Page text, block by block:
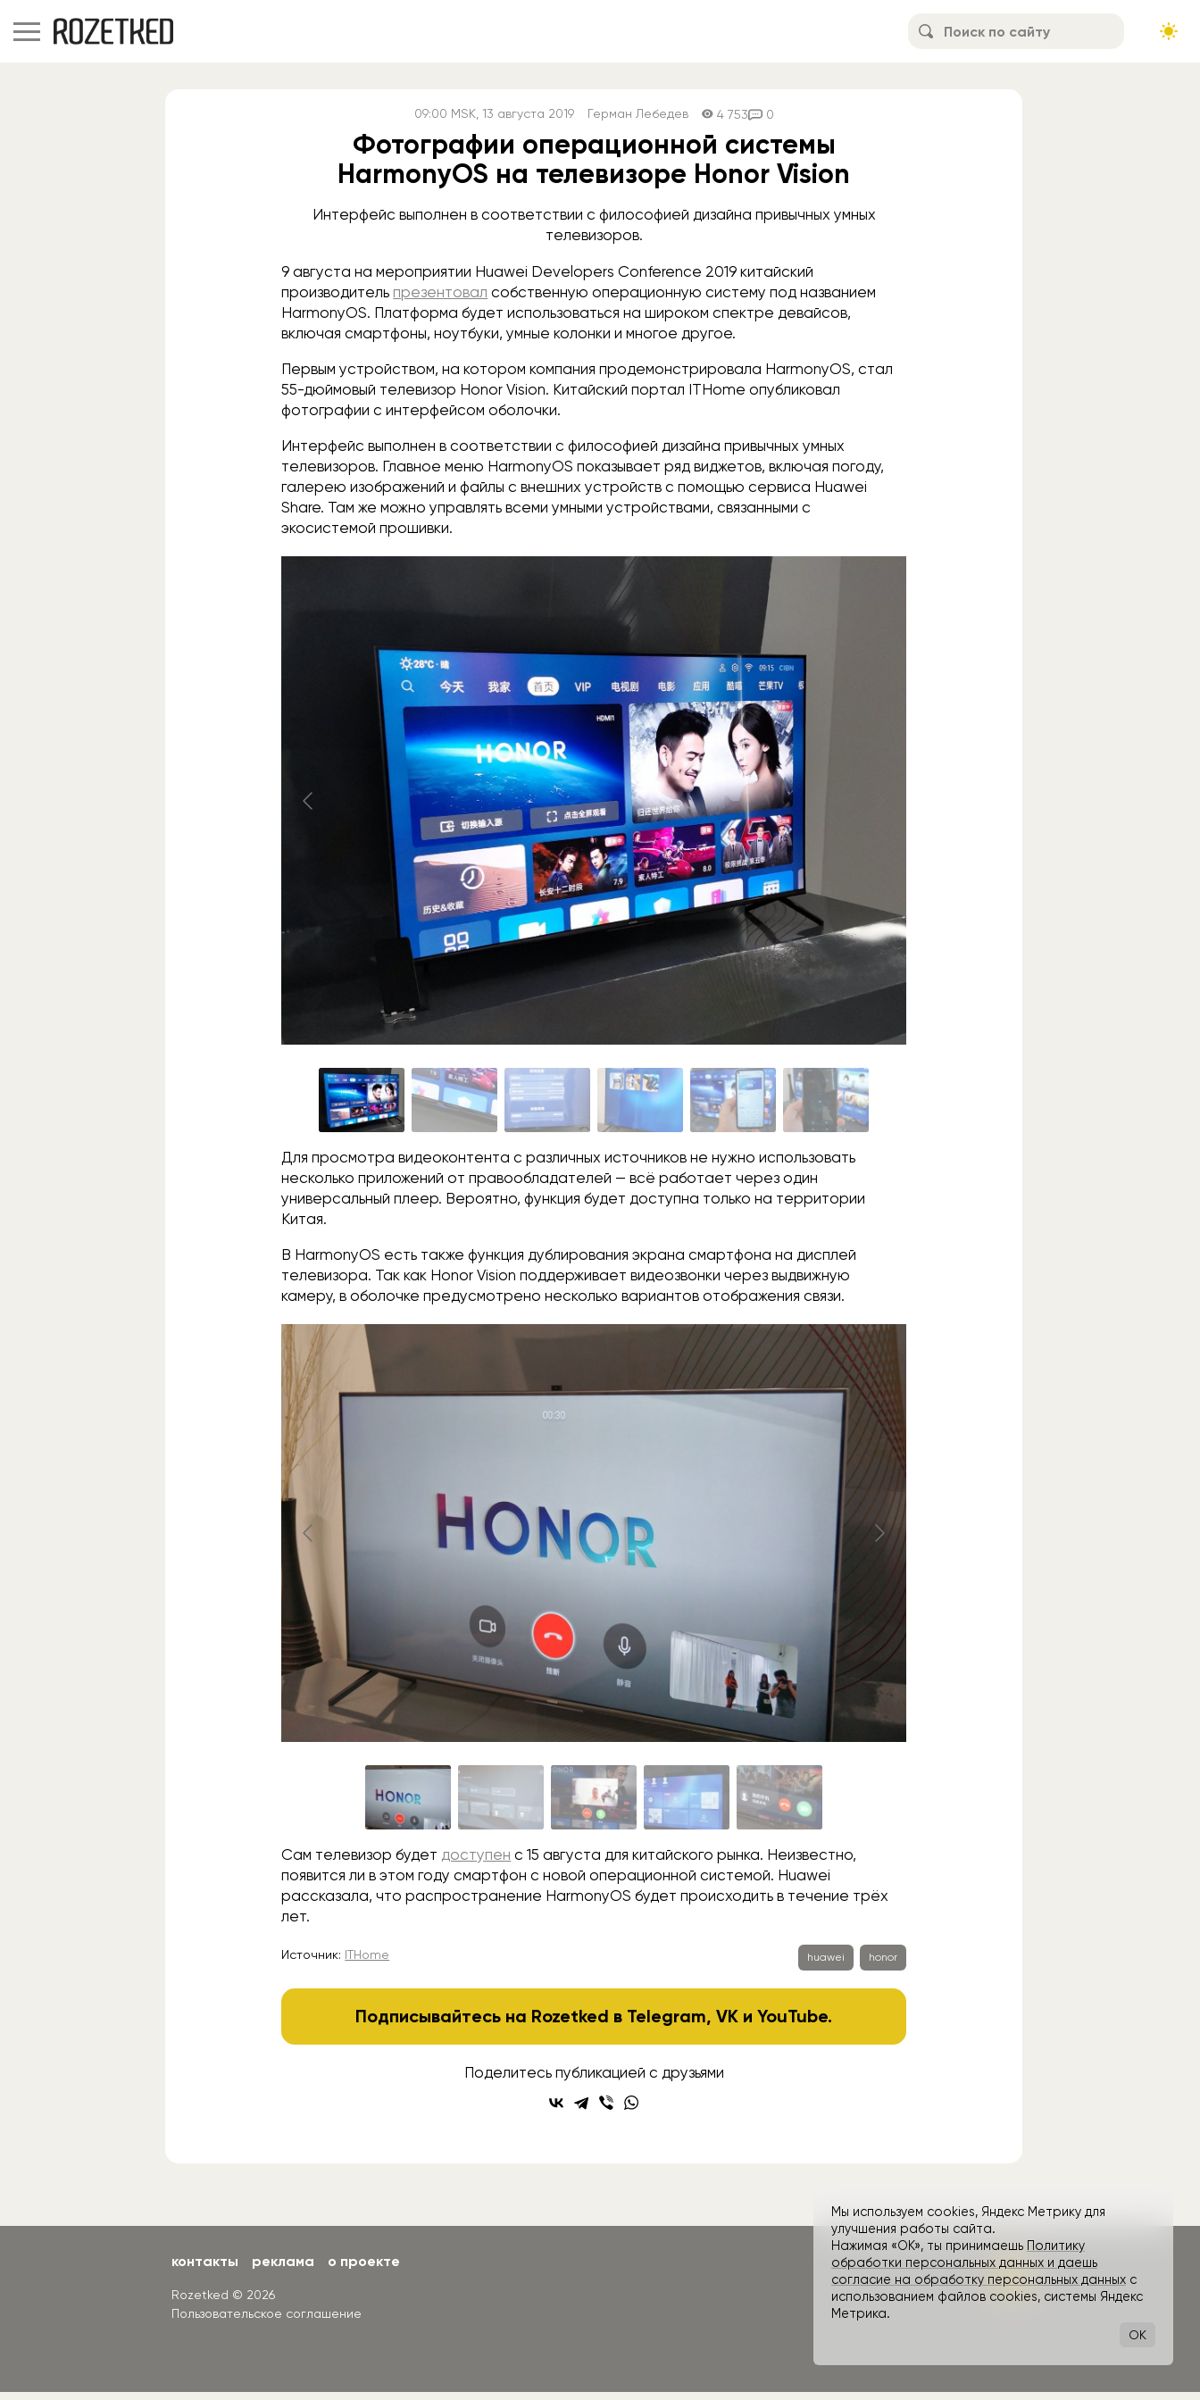
09:00 MSK, 13 августа 2019 Герман Лебедев 4 753 0
Фотографии операционной системы
HarmonyOS на телевизоре Honor Vision
Интерфейс выполнен в соответствии с философией дизайна привычных умных
телевизоров.
9 августа на мероприятии Huawei Developers Conference 2019 китайский
производитель презентовал собственную операционную систему под названием
HarmonyOS. Платформа будет использоваться на широком спектре девайсов,
включая смартфоны, ноутбуки, умные колонки и многое другое.
Первым устройством, на котором компания продемонстрировала HarmonyOS, стал
55-дюймовый телевизор Honor Vision. Китайский портал ITHome опубликовал
фотографии с интерфейсом оболочки.
Интерфейс выполнен в соответствии с философией дизайна привычных умных
телевизоров. Главное меню HarmonyOS показывает ряд виджетов, включая погоду,
галерею изображений и файлы с внешних устройств с помощью сервиса Huawei
Share. Там же можно управлять всеми умными устройствами, связанными с
экосистемой прошивки.
Для просмотра видеоконтента с различных источников не нужно использовать
несколько приложений от правообладателей — всё работает через один
универсальный плеер. Вероятно, функция будет доступна только на территории
Китая.
В HarmonyOS есть также функция дублирования экрана смартфона на дисплей
телевизора. Так как Honor Vision поддерживает видеозвонки через выдвижную
камеру, в оболочке предусмотрено несколько вариантов отображения связи.
Сам телевизор будет доступен с 15 августа для китайского рынка. Неизвестно,
появится ли в этом году смартфон с новой операционной системой. Huawei
рассказала, что распространение HarmonyOS будет происходить в течение трёх
лет.
Источник: ITHome huawei honor
Подписывайтесь на Rozetked в Telegram,VK иYouTube.
Поделитесь публикацией с друзьями
контакты реклама о проекте
Rozetked © 2026
Пользовательское соглашение
Мы используем cookies, Яндекс Метрику для
улучшения работы сайта.
Нажимая «ОК», ты принимаешь Политику
обработки персональных данных и даешь
согласие на обработку персональных данныхс
использованием файлов cookies, системы Яндекс
Метрика.
OK